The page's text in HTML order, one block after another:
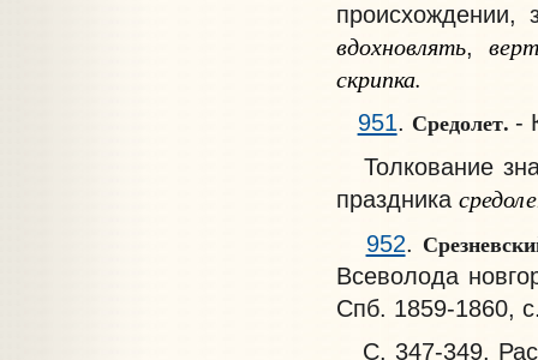
происхождении,
вдохновлять,
скрипка.
951. Средолет. -
Толкование
праздника
952.
Всеволода
Спб. 1859-1860,
С. 347-349.